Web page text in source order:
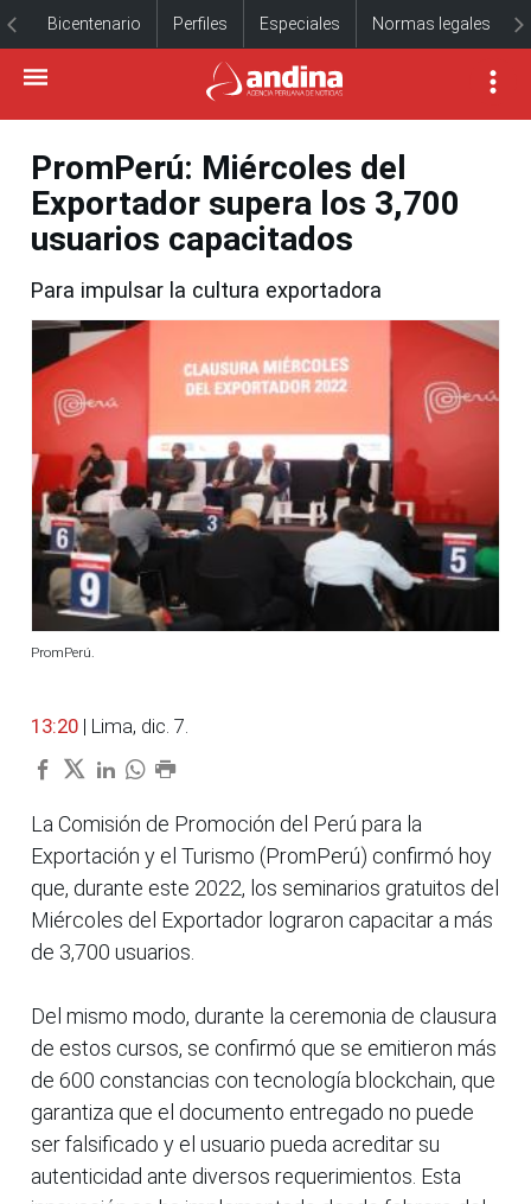
Bicentenario Perfiles Especiales Normas legales
PromPerú: Miércoles del
Exportador supera los 3,700
usuarios capacitados
Para impulsar la cultura exportadora
PromPerú.
13:20 | Lima, dic. 7.
La Comisión de Promoción del Perú para la
Exportación y el Turismo (PromPerú) confirmó hoy
que, durante este 2022, los seminarios gratuitos del
Miércoles del Exportador lograron capacitar a más
de 3,700 usuarios.
Del mismo modo, durante la ceremonia de clausura
de estos cursos, se confirmó que se emitieron más
de 600 constancias con tecnología blockchain, que
garantiza que el documento entregado no puede
ser falsificado y el usuario pueda acreditar su
autenticidad ante diversos requerimientos. Esta